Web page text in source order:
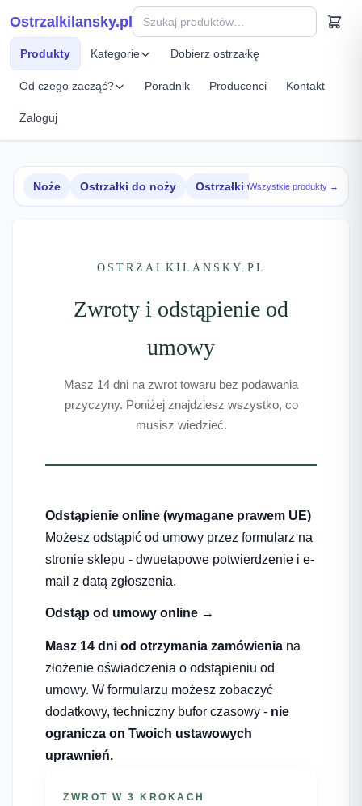
Ostrzalkilansky.pl
Produkty Kategorie Dobierz ostrzałkę
Od czego zacząć? Poradnik Producenci Kontakt
Zaloguj
Noże Ostrzałki do noży Ostrzałki w zestawach
Wszystkie produkty →
OSTRZALKILANSKY.PL
Zwroty i odstąpienie od
umowy
Masz 14 dni na zwrot towaru bez podawania
przyczyny. Poniżej znajdziesz wszystko, co
musisz wiedzieć.
Odstąpienie online (wymagane prawem UE)
Możesz odstąpić od umowy przez formularz na
stronie sklepu - dwuetapowe potwierdzenie i e-
mail z datą zgłoszenia.
Odstąp od umowy online →
Masz 14 dni od otrzymania zamówienia na
złożenie oświadczenia o odstąpieniu od
umowy. W formularzu możesz zobaczyć
dodatkowy, techniczny bufor czasowy - nie
ogranicza on Twoich ustawowych
uprawnień.
ZWROT W 3 KROKACH
Szybki podgląd produktu